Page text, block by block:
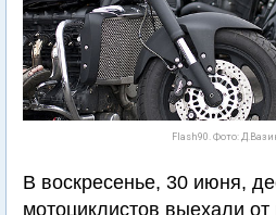
Flash90. Фото:
В воскресенье, 30 июня,
мотоциклистов выехали